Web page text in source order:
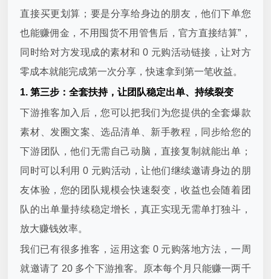
直接买更划算；要是分享给身边的朋友，他们下单您
也能赚佣金，不用囤货不用管售后，官方直接结算”，
同时给对方发现成的素材和 0 元购活动链接，让对方
零成本就能完成第一次分享，快速拿到第一笔收益。
1. 第三步：全套扶持，让团队稳定出单、持续裂变
下游推客加入后，您可以把我们为您提供的全套爆款
素材、发圈文案、选品清单、新手教程，同步给您的
下游团队，他们无需自己动脑，直接复制就能出单；
同时可以利用 0 元购活动，让他们继续邀请身边的朋
友体验，您的团队规模会快速裂变，收益也会随着团
队的出单量持续稳定增长，真正实现无需单打独斗，
放大赚钱效率。
我们已有很多推客，运用这套 0 元购落地方法，一周
就邀请了 20 多个下游推客。原本每个月只能赚一两千